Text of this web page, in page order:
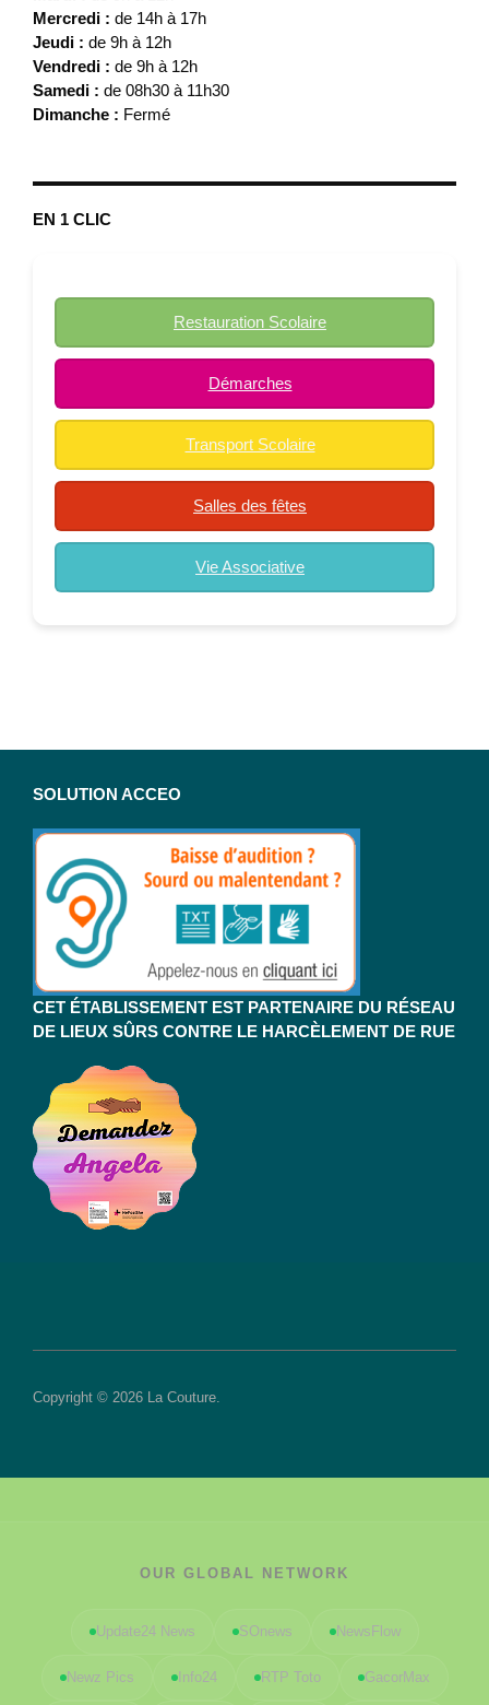
Mercredi : de 14h à 17h
Jeudi : de 9h à 12h
Vendredi : de 9h à 12h
Samedi : de 08h30 à 11h30
Dimanche : Fermé
EN 1 CLIC
Restauration Scolaire
Démarches
Transport Scolaire
Salles des fêtes
Vie Associative
SOLUTION ACCEO
CET ÉTABLISSEMENT EST PARTENAIRE DU RÉSEAU
DE LIEUX SÛRS CONTRE LE HARCÈLEMENT DE RUE
Copyright © 2026 La Couture.
OUR GLOBAL NETWORK
Update24 News SOnews NewsFlow
Newz Pics Info24 RTP Toto GacorMax